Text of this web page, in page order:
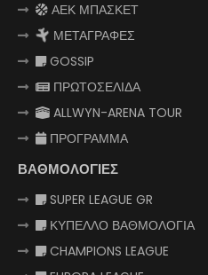
ΑΕΚ ΜΠΑΣΚΕΤ
ΜΕΤΑΓΡΑΦΕΣ
GOSSIP
ΠΡΩΤΟΣΕΛΙΔΑ
ALLWYN-ARENA TOUR
ΠΡΟΓΡΑΜΜΑ
ΒΑΘΜΟΛΟΓΙΕΣ
SUPER LEAGUE GR
ΚΥΠΕΛΛΟ ΒΑΘΜΟΛΟΓΙΑ
CHAMPIONS LEAGUE